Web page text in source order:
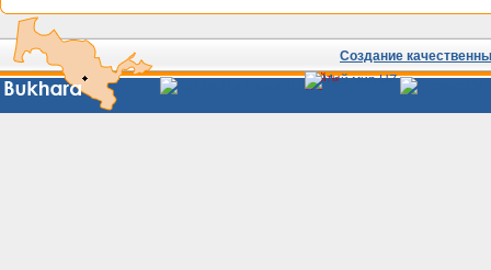
Создание
Сайты
Узбекистана